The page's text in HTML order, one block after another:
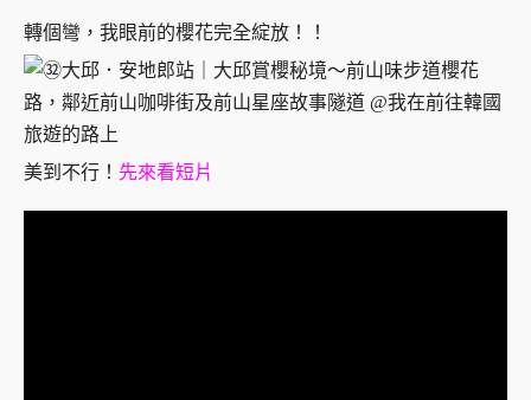
轉個彎，我眼前的櫻花完全綻放！！
美到不行！ 先來看短片